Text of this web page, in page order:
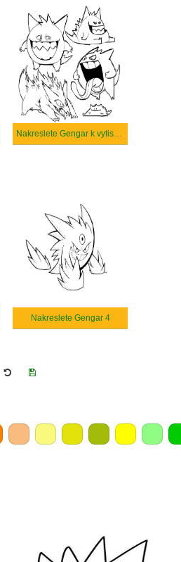
Nakreslete Gengar k vytisknutí zdarma
Nakreslete Gengar 4